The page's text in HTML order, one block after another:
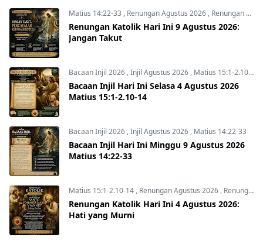
Matius 14:22-33 , Renungan Agustus 2026 , Renungan Hari Ini
Renungan Katolik Hari Ini 9 Agustus 2026:
Jangan Takut
Bacaan Injil 2026 ,Injil Agustus 2026 , Matius 15:1-2.10-14
Bacaan Injil Hari Ini Selasa 4 Agustus 2026
Matius 15:1-2.10-14
Bacaan Injil 2026 ,Injil Agustus 2026 , Matius 14:22-33
Bacaan Injil Hari Ini Minggu 9 Agustus 2026
Matius 14:22-33
Matius 15:1-2.10-14 , Renungan Agustus 2026 , Renungan Hari Ini
Renungan Katolik Hari Ini 4 Agustus 2026:
Hati yang Murni